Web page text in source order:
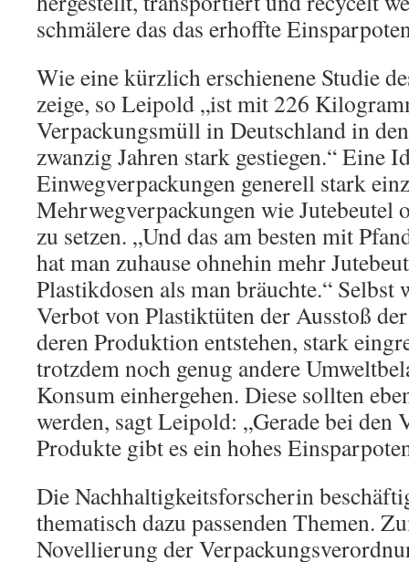
schmälere das das erhoffte
Wie eine kürzlich erschienene Studie
zeige, so Leipold „ist mit 226
Verpackungsmüll in Deutschland in
zwanzig Jahren stark gestiegen.“ Eine
Einwegverpackungen generell stark
Mehrwegverpackungen wie Jutebeutel
zu setzen. „Und das am besten mit
hat man zuhause ohnehin mehr
Plastikdosen als man bräuchte.“ Selbst
Verbot von Plastiktüten der Ausstoß
deren Produktion entstehen, stark
trotzdem noch genug andere
Konsum einhergehen. Diese sollten
werden, sagt Leipold: „Gerade bei den
Produkte gibt es ein hohes
Die Nachhaltigkeitsforscherin
thematisch dazu passenden Themen.
Novellierung der